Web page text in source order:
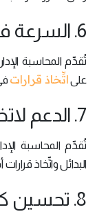
6. السرعة في توفير المعلومات:
تُقدِّم المحاسبة
علىاتِّخاذ قرارات
7. الدعم لاتخاذ القرارات:
تُقدِّم المحاسبة
البدائل واتِّخاذ
8. تحسين كفاءة وفاعلية المنشأة: